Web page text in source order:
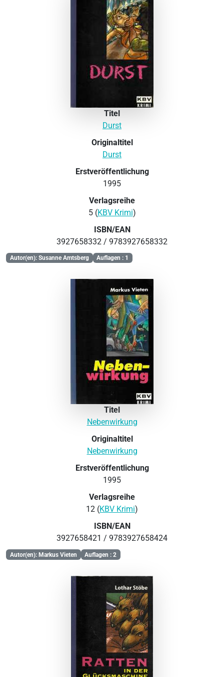
Titel
Durst
Originaltitel
Durst
Erstveröffentlichung
1995
Verlagsreihe
5 (KBV Krimi)
ISBN/EAN
3927658332 / 9783927658332
Autor(en): Susanne Amtsberg Auflagen : 1
Titel
Nebenwirkung
Originaltitel
Nebenwirkung
Erstveröffentlichung
1995
Verlagsreihe
12 (KBV Krimi)
ISBN/EAN
3927658421 / 9783927658424
Autor(en): Markus Vieten Auflagen : 2